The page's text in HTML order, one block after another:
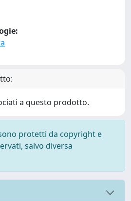
a questo prodotto.
protetti da copyright e
salvo diversa